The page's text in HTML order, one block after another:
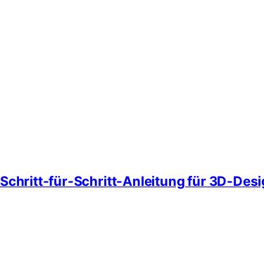
Schritt-für-Schritt-Anleitung für 3D-